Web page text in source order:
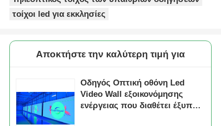
τοίχοι led για εκκλησίες
Αποκτήστε την καλύτερη τιμή για
Οδηγός Οπτική οθόνη Led
Video Wall εξοικονόμησης
ενέργειας που διαθέτει έξυπνη